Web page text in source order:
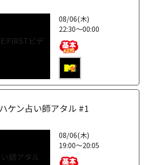
08/06(木)
22:30～00:00
ケン占い師アタル #1
08/06(木)
19:00～20:05